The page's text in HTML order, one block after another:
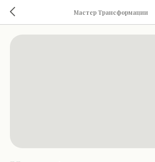
Мастер Трансформации